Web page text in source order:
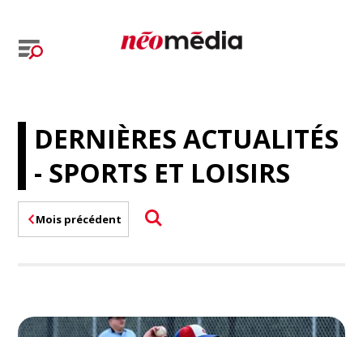
DERNIÈRES ACTUALITÉS
- SPORTS ET LOISIRS
Mois précédent